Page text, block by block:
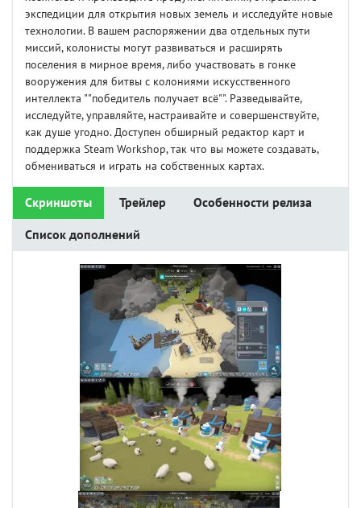
экспедиции для открытия новых земель и исследуйте новые
технологии. В вашем распоряжении два отдельных пути
миссий, колонисты могут развиваться и расширять
поселения в мирное время, либо участвовать в гонке
вооружения для битвы с колониями искусственного
интеллекта ""победитель получает всё"". Разведывайте,
исследуйте, управляйте, настраивайте и совершенствуйте,
как душе угодно. Доступен обширный редактор карт и
поддержка Steam Workshop, так что вы можете создавать,
обмениваться и играть на собственных картах.
Скриншоты Трейлер Особенности релиза
Список дополнений